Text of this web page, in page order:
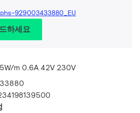
929003433880_EU
하세요
m 0.6A 42V 230V